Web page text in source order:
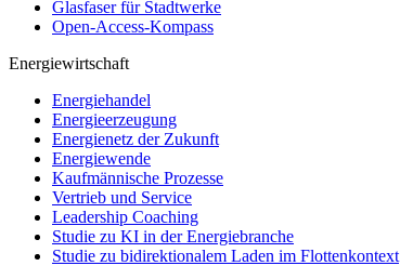
Glasfaser für Stadtwerke
Open-Access-Kompass
Energiewirtschaft
Energiehandel
Energieerzeugung
Energienetz der Zukunft
Energiewende
Kaufmännische Prozesse
Vertrieb und Service
Leadership Coaching
Studie zu KI in der Energiebranche
Studie zu bidirektionalem Laden im Flottenkontext